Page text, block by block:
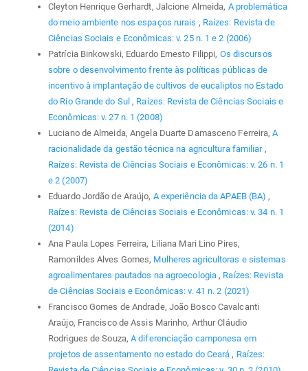
Cleyton Henrique Gerhardt, Jalcione Almeida, A problemática
do meio ambiente nos espaços rurais , Raízes: Revista de
Ciências Sociais e Econômicas: v. 25 n. 1 e 2 (2006)
Patrícia Binkowski, Eduardo Ernesto Filippi, Os discursos
sobre o desenvolvimento frente às políticas públicas de
incentivo à implantação de cultivos de eucaliptos no Estado
do Rio Grande do Sul , Raízes: Revista de Ciências Sociais e
Econômicas: v. 27 n. 1 (2008)
Luciano de Almeida, Angela Duarte Damasceno Ferreira,A
racionalidade da gestão técnica na agricultura familiar ,
Raízes: Revista de Ciências Sociais e Econômicas: v. 26 n. 1
e 2 (2007)
Eduardo Jordão de Araújo, A experiência da APAEB (BA) ,
Raízes: Revista de Ciências Sociais e Econômicas: v. 34 n. 1
(2014)
Ana Paula Lopes Ferreira, Liliana Mari Lino Pires,
Ramonildes Alves Gomes, Mulheres agricultoras e sistemas
agroalimentares pautados na agroecologia , Raízes: Revista
de Ciências Sociais e Econômicas: v. 41 n. 2 (2021)
Francisco Gomes de Andrade, João Bosco Cavalcanti
Araújo, Francisco de Assis Marinho, Arthur Cláudio
Rodrigues de Souza, A diferenciação camponesa em
projetos de assentamento no estado do Ceará , Raízes: